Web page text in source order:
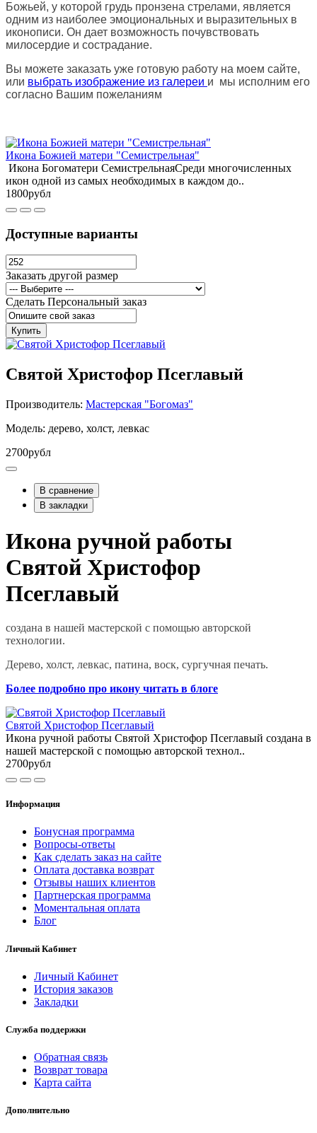
Божьей, у которой грудь пронзена стрелами, является
одним из наиболее эмоциональных и выразительных в
иконописи. Он дает возможность почувствовать
милосердие и сострадание.
Вы можете заказать уже готовую работу на моем сайте,
или выбрать изображение из галереи и мы исполним его
согласно Вашим пожеланиям
Икона Божией матери "Семистрельная"
Икона Богоматери СемистрельнаяСреди многочисленных
икон одной из самых необходимых в каждом до..
1800рубл
Доступные варианты
Заказать другой размер
Сделать Персональный заказ
Купить
Святой Христофор Псеглавый
Производитель: Мастерская "Богомаз"
Модель: дерево, холст, левкас
2700рубл
В сравнение
В закладки
Икона ручной работы
Святой Христофор
Псеглавый
создана в нашей мастерской с помощью авторской
технологии.
Дерево, холст, левкас, патина, воск, сургучная печать.
Более подробно про икону читать в блоге
Святой Христофор Псеглавый
Икона ручной работы Святой Христофор Псеглавый создана в
нашей мастерской с помощью авторской технол..
2700рубл
Информация
Бонусная программа
Вопросы-ответы
Как сделать заказ на сайте
Оплата доставка возврат
Отзывы наших клиентов
Партнерская программа
Моментальная оплата
Блог
Личный Кабинет
Личный Кабинет
История заказов
Закладки
Служба поддержки
Обратная связь
Возврат товара
Карта сайта
Дополнительно